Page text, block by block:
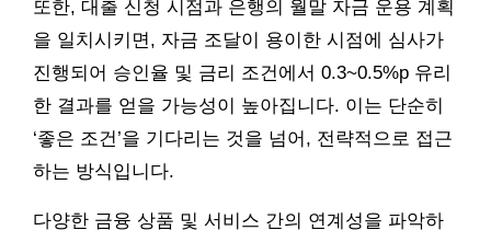
또한, 대출 신청 시점과 은행의 월말 자금 운용 계획
을 일치시키면, 자금 조달이 용이한 시점에 심사가
진행되어 승인율 및 금리 조건에서 0.3~0.5%p 유리
한 결과를 얻을 가능성이 높아집니다. 이는 단순히
‘좋은 조건’을 기다리는 것을 넘어, 전략적으로 접근
하는 방식입니다.
다양한 금융 상품 및 서비스 간의 연계성을 파악하